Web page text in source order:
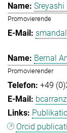
Promovierende
Bernal
Promovierender
+49
Orcid